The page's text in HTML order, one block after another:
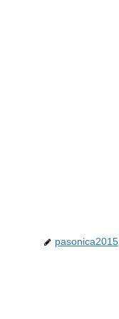
pasonica2015